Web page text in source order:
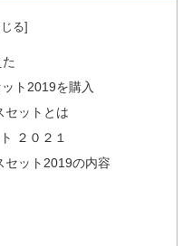
ト2019を購入
セットとは
２０２１
セット2019の内容